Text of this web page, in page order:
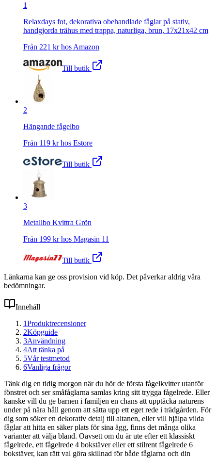
1
Relaxdays fot, dekorativa obehandlade fåglar på stativ,
handgjorda trähus med trappa, naturliga, brun, 17x21x42 cm
Från 221 kr hos Amazon
Till butik
2
Hängande fågelbo
Från 119 kr hos Estore
Till butik
3
Metallbo Kvittra Grön
Från 199 kr hos Magasin 11
Till butik
Länkarna kan ge oss provision vid köp. Det påverkar aldrig våra
bedömningar.
Innehåll
1Produktrecensioner
2Köpguide
3Användning
4Att tänka på
5Vår testmetod
6Vanliga frågor
Tänk dig en tidig morgon när du hör de första fågelkvitter utanför
fönstret och ser småfåglarna samlas kring sitt trygga fågelrede. Eller
kanske vill du ge barnen i familjen en chans att upptäcka naturens
under på nära håll genom att sätta upp ett eget rede i trädgården. För
dig som söker en dekorativ detalj till altanen, eller vill hjälpa vilda
fåglar att hitta en säker plats för sina ägg, finns det många olika
varianter att välja bland. Oavsett om du är ute efter ett klassiskt
fågelrede, ett fågelrede 4 bokstäver eller ett stilrent fågelrede 6
bokstäver, kan rätt val göra skillnad för både fåglarna och din